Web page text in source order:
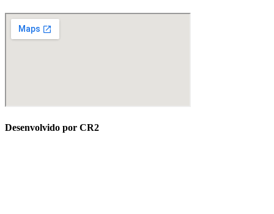
Desenvolvido por CR2